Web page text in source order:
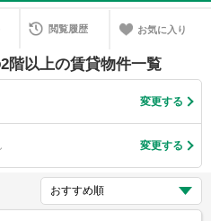
閲覧履歴 お気に入り
階以上の賃貸物件一覧
変更する
変更する